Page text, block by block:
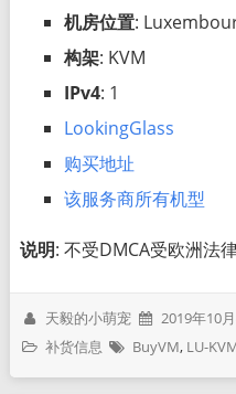
机房位置:
构架: KVM
IPv4: 1
LookingGlass
购买地址
该服务商所有机型
说明: 不受DMCA受欧洲法
天毅的小萌宠 2019年10
补货信息
BuyVM, LU-